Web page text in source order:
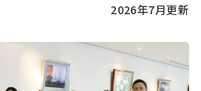
2026年7月更新